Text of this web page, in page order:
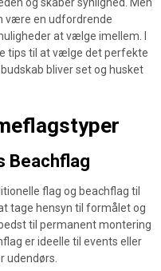
være en udfordrende
at vælge imellem. I
tips til at vælge det perfekte
bliver set og husket
Beachflag
flag og beachflag til
tage hensyn til formålet og
til permanent montering
er ideelle til events eller
udendørs.